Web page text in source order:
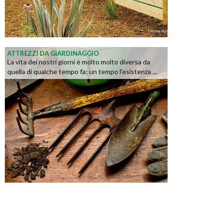
ATTREZZI DA GIARDINAGGIO
La vita dei nostri giorni è molto molto diversa da
quella di qualche tempo fa; un tempo l’esistenza ...